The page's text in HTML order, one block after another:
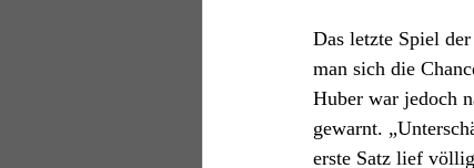
Das letzte Spiel
man sich die
Huber war jedoch
gewarnt.
erste Satz lief